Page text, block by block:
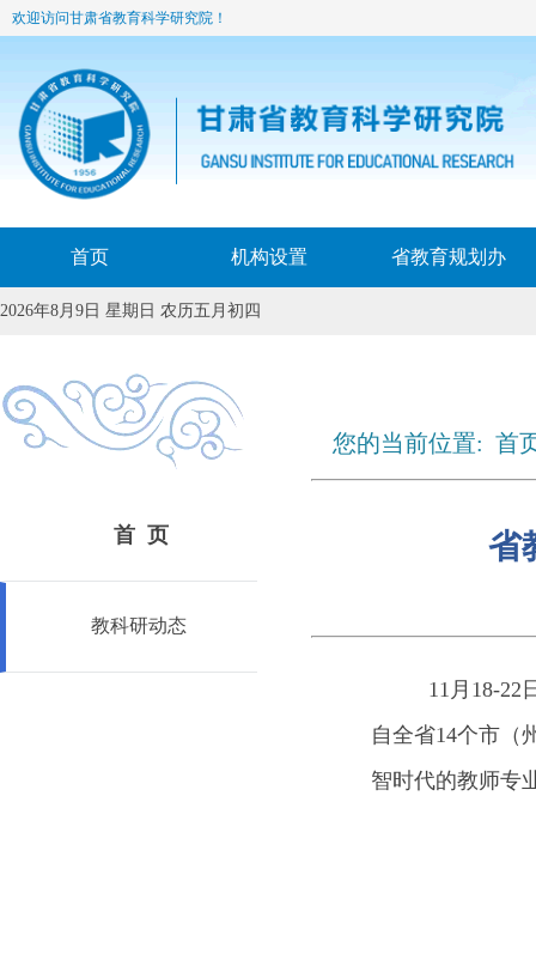
欢迎访问甘肃省教育科学研究院！
首页 机构设置 省教育规划办
2026年8月9日 星期日 农历五月初四
首 页
教科研动态
您的当前位置: 首
省
11月18-22
自全省14个市（
智时代的教师专